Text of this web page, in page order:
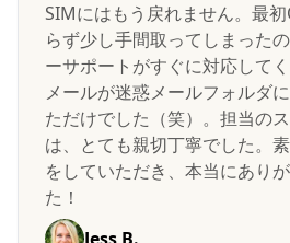
SIMにはもう戻れません。最
らず少し手間取ってしまった
ーサポートがすぐに対応してく
メールが迷惑メールフォルダ
ただけでした（笑）。担当の
は、とても親切丁寧でした。
をしていただき、本当にあり
た！